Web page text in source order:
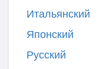
Итальянский
Японский
Русский